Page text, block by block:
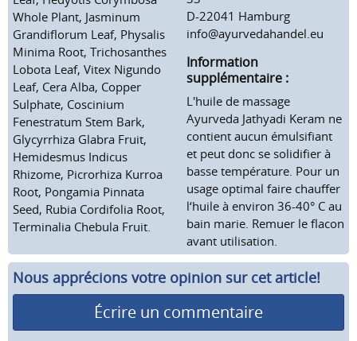
Whole Plant, Jasminum
Grandiflorum Leaf, Physalis
Minima Root, Trichosanthes
Lobota Leaf, Vitex Nigundo
Leaf, Cera Alba, Copper
Sulphate, Coscinium
Fenestratum Stem Bark,
Glycyrrhiza Glabra Fruit,
Hemidesmus Indicus
Rhizome, Picrorhiza Kurroa
Root, Pongamia Pinnata
Seed, Rubia Cordifolia Root,
Terminalia Chebula Fruit.
D-22041 Hamburg
info@ayurvedahandel.eu
Information
supplémentaire :
L'huile de massage
Ayurveda Jathyadi Keram ne
contient aucun émulsifiant
et peut donc se solidifier à
basse température. Pour un
usage optimal faire chauffer
l‘huile à environ 36-40° C au
bain marie. Remuer le flacon
avant utilisation.
Nous apprécions votre opinion sur cet article!
Écrire un commentaire